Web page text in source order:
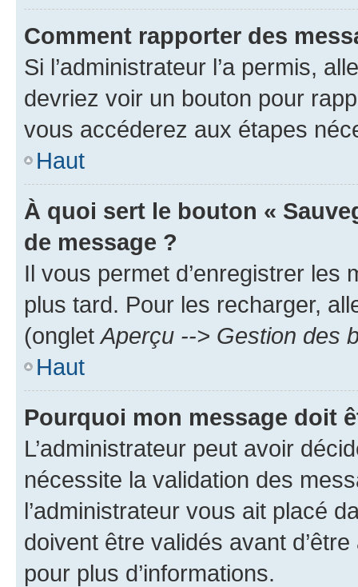
Comment rapporter des
Si l’administrateur l’a permis,
devriez voir un bouton pour
vous accéderez aux étapes
Haut
À quoi sert le bouton «
de message ?
Il vous permet d’enregistrer
plus tard. Pour les recharger,
(onglet Aperçu --> Gestion des
Haut
Pourquoi mon message doit
L’administrateur peut avoir
nécessite la validation des
l’administrateur vous ait placé
doivent être validés avant
pour plus d’informations.